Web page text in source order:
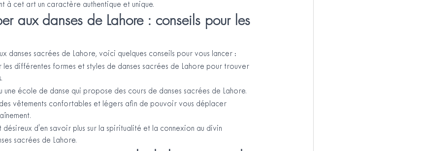
à cet art un caractère authentique et unique.
aux danses de Lahore : conseils pour les
danses sacrées de Lahore, voici quelques conseils pour vous lancer :
les différentes formes et styles de danses sacrées de Lahore pour trouver
une école de danse qui propose des cours de danses sacrées de Lahore.
vêtements confortables et légers afin de pouvoir vous déplacer
d'en savoir plus sur la spiritualité et la connexion au divin
sacrées de Lahore.